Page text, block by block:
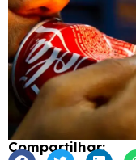
Compartilhar: